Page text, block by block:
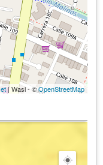
| Wasi - ©OpenStreetMap